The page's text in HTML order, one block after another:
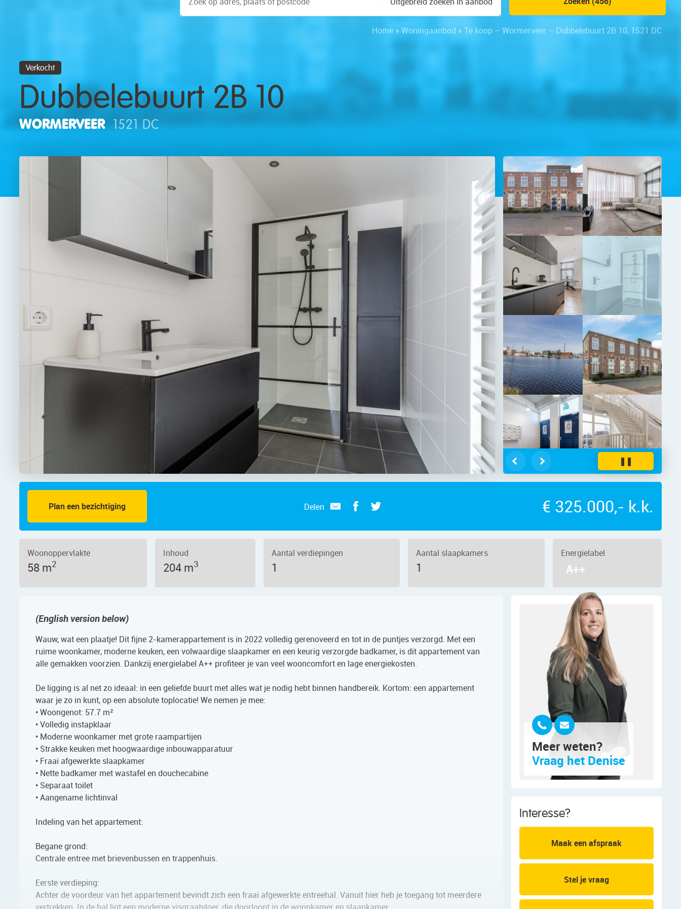
Home » Woningaanbod » Te koop – Wormerveer – Dubbelebuurt 2B 10, 1521 DC
Verkocht
Dubbelebuurt 2B 10
WORMERVEER 1521 DC
2B 10, 1521 DC – Foto 2
❚❚
Plan een bezichtiging Delen € 325.000,- k.k.
Woonoppervlakte
58 m2
Inhoud
204 m3
Aantal verdiepingen
1
Aantal slaapkamers
1
Energielabel
A++
(English version below)
Wauw, wat een plaatje! Dit fijne 2-kamerappartement is in 2022 volledig gerenoveerd en tot in de puntjes verzorgd. Met een
ruime woonkamer, moderne keuken, een volwaardige slaapkamer en een keurig verzorgde badkamer, is dit appartement van
alle gemakken voorzien. Dankzij energielabel A++ profiteer je van veel wooncomfort en lage energiekosten.
De ligging is al net zo ideaal: in een geliefde buurt met alles wat je nodig hebt binnen handbereik. Kortom: een appartement
waar je zo in kunt, op een absolute toplocatie! We nemen je mee:
• Woongenot: 57.7 m²
• Volledig instapklaar
• Moderne woonkamer met grote raampartijen
• Strakke keuken met hoogwaardige inbouwapparatuur
• Fraai afgewerkte slaapkamer
• Nette badkamer met wastafel en douchecabine
• Separaat toilet
• Aangename lichtinval
Indeling van het appartement:
Begane grond:
Centrale entree met brievenbussen en trappenhuis.
Eerste verdieping:
Achter de voordeur van het appartement bevindt zich een fraai afgewerkte entreehal. Vanuit hier heb je toegang tot meerdere
vertrekken. In de hal ligt een moderne visgraatvloer, die doorloopt in de woonkamer en slaapkamer.
Meer weten?
Vraag het Denise
Interesse?
Maak een afspraak
Stel je vraag